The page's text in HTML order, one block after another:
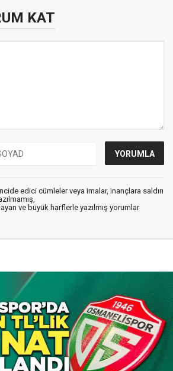
KAT
edici cümleler veya imalar, inançlara saldırı
ve büyük harflerle yazılmış yorumlar